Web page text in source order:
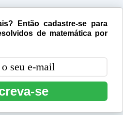
Então cadastre-se para
de matemática por
se